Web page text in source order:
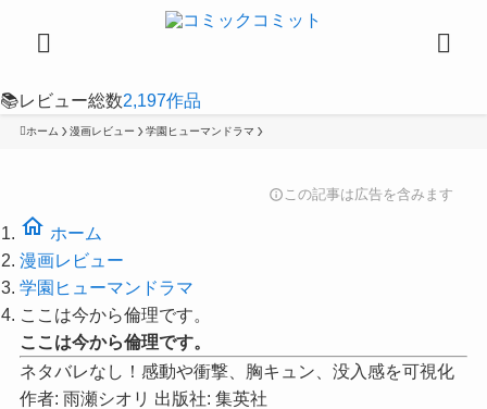
📚レビュー総数2,197作品
ホーム 漫画レビュー 学園ヒューマンドラマ
infoこの記事は広告を含みます
home ホーム
漫画レビュー
学園ヒューマンドラマ
ここは今から倫理です。
ここは今から倫理です。
ネタバレなし！感動や衝撃、胸キュン、没入感を可視化
作者: 雨瀬シオリ 出版社: 集英社